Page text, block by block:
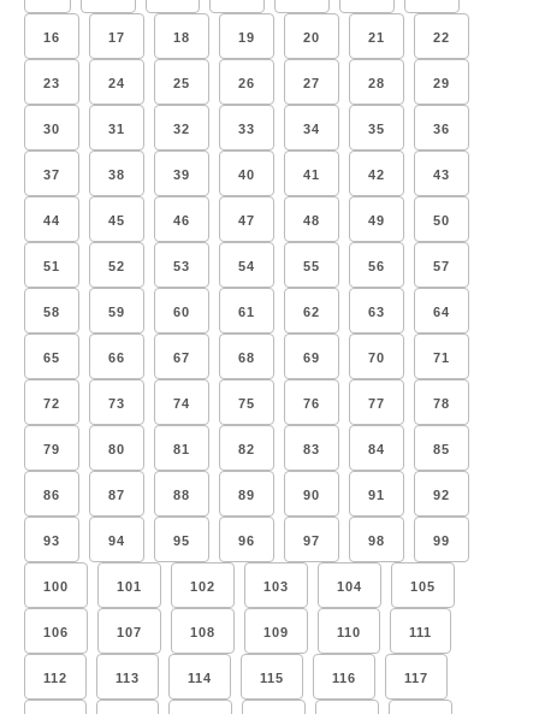
16 17 18 19 20 21 22
23 24 25 26 27 28 29
30 31 32 33 34 35 36
37 38 39 40 41 42 43
44 45 46 47 48 49 50
51 52 53 54 55 56 57
58 59 60 61 62 63 64
65 66 67 68 69 70 71
72 73 74 75 76 77 78
79 80 81 82 83 84 85
86 87 88 89 90 91 92
93 94 95 96 97 98 99
100 101 102 103 104 105
106 107 108 109 110 111
112 113 114 115 116 117